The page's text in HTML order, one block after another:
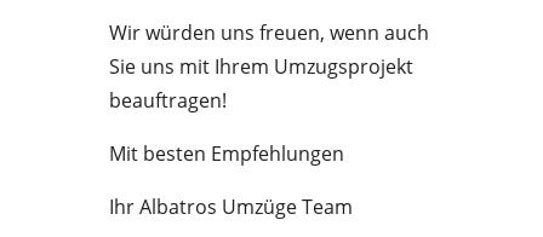
Wir würden uns freuen, wenn auch
Sie uns mit Ihrem Umzugsprojekt
beauftragen!
Mit besten Empfehlungen
Ihr Albatros Umzüge Team